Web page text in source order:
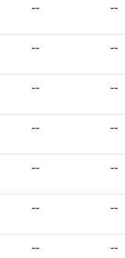
-- --
-- --
-- --
-- --
-- --
-- --
-- --